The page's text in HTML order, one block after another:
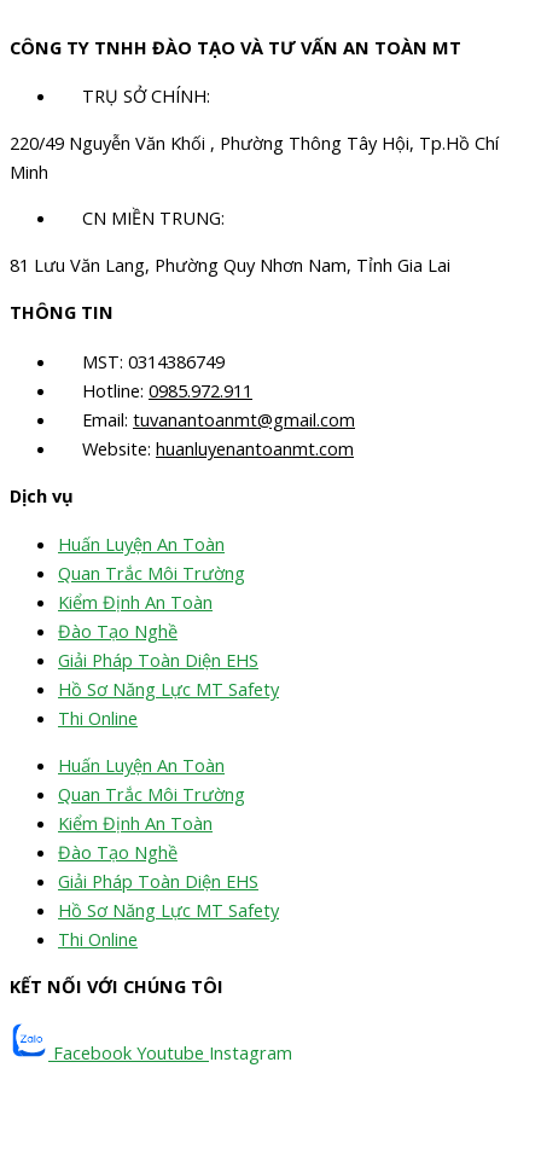
CÔNG TY TNHH ĐÀO TẠO VÀ TƯ VẤN AN TOÀN MT
TRỤ SỞ CHÍNH:
220/49 Nguyễn Văn Khối , Phường Thông Tây Hội, Tp.Hồ Chí
Minh
CN MIỀN TRUNG:
81 Lưu Văn Lang, Phường Quy Nhơn Nam, Tỉnh Gia Lai
THÔNG TIN
MST: 0314386749
Hotline: 0985.972.911
Email: tuvanantoanmt@gmail.com
Website: huanluyenantoanmt.com
Dịch vụ
Huấn Luyện An Toàn
Quan Trắc Môi Trường
Kiểm Định An Toàn
Đào Tạo Nghề
Giải Pháp Toàn Diện EHS
Hồ Sơ Năng Lực MT Safety
Thi Online
Huấn Luyện An Toàn
Quan Trắc Môi Trường
Kiểm Định An Toàn
Đào Tạo Nghề
Giải Pháp Toàn Diện EHS
Hồ Sơ Năng Lực MT Safety
Thi Online
KẾT NỐI VỚI CHÚNG TÔI
Facebook Youtube Instagram